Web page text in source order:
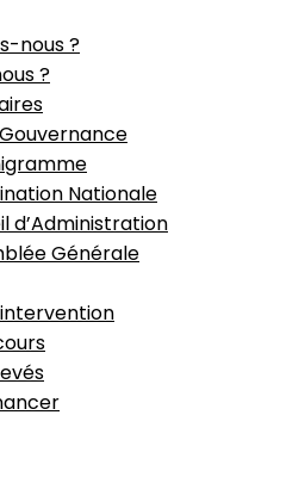
nous ?
?
Nationale
d’Administration
Générale